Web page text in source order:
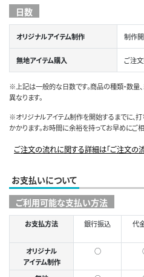
日数
オリジナルアイテム制作 制作
無地アイテム購入 ご注
※上記は一般的な日数です。商品の種類・数量
異なります。
※オリジナルアイテム制作を開始するまでに、
かかります。お時間に余裕を持ってお早めにご
ご注文の流れに関する詳細は「ご注文の流
お支払いについて
ご利用可能な支払い方法
お支払方法 銀行振込 代
オリジナル
アイテム制作
○